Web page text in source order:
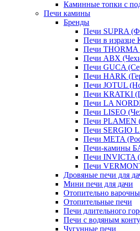
Каминные топки с
Печи камины
Бренды
Печи SUPRA
Печи в
Печи THORMA
Печи ABX
Печи GUCA
Печи HARK
Печи JOTUL
Печи KRATKI
Печи LA
Печи LISEO
Печи PLAMEN
Печи SERGIO
Печи META
Печи-камины
Печи INVICTA
Печи
Дровяные печи для
Мини печи для дачи
Отопительно
Отопительные печи
Печи длительного
Печи с водяным
Чугунные печи